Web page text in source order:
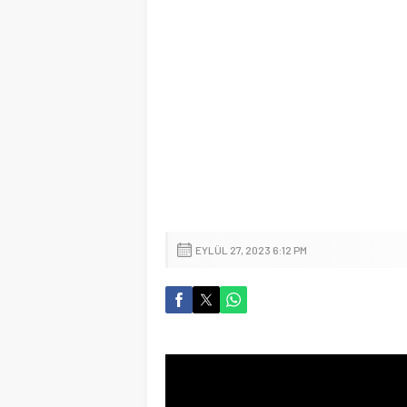
EYLÜL 27, 2023 6:12 PM